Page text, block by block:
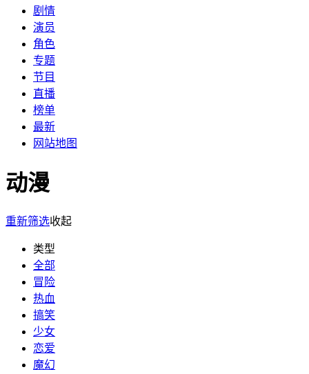
剧情
演员
角色
专题
节目
直播
榜单
最新
网站地图
动漫
重新筛选收起
类型
全部
冒险
热血
搞笑
少女
恋爱
魔幻